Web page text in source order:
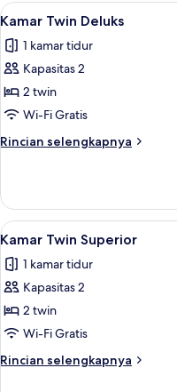
Lihat
semua
foto
untuk
Kamar
Twin
Deluks
3
Kamar Twin Deluks
1 kamar tidur
Kapasitas 2
2 twin
Wi-Fi Gratis
Rincian selengkapnya
Rincian
Kamar
Twin
Deluks
Lihat
semua
foto
untuk
Kamar
Twin
Superior
3
Kamar Twin Superior
1 kamar tidur
Kapasitas 2
2 twin
Wi-Fi Gratis
Rincian selengkapnya
Rincian